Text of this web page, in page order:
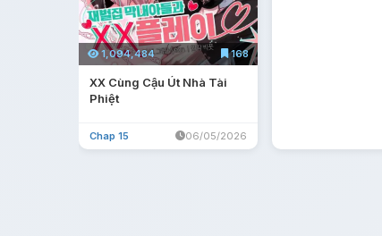
1,094,484 168
XX Cùng Cậu Út Nhà Tài
Phiệt
Chap 15 06/05/2026